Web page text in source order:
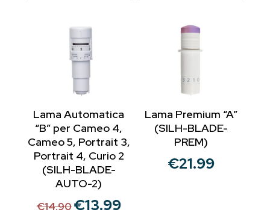
€39.99.
Lama Automatica
“B” per Cameo 4,
Cameo 5, Portrait 3,
Portrait 4, Curio 2
(SILH-BLADE-
AUTO-2)
€14.90 Il
€13.99Il
Lama Premium “A”
(SILH-BLADE-
PREM)
€21.99